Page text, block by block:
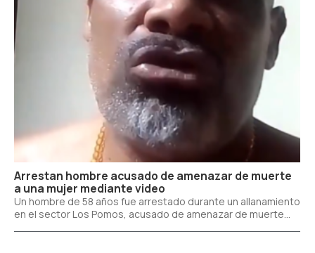
Arrestan hombre acusado de amenazar de muerte
a una mujer mediante video
Un hombre de 58 años fue arrestado durante un allanamiento
en el sector Los Pomos, acusado de amenazar de muerte...